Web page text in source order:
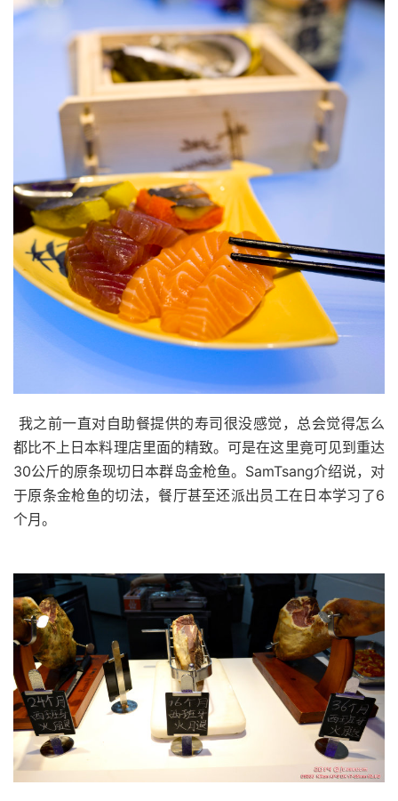
我之前一直对自助餐提供的寿司很没感觉，总会觉得怎么
都比不上日本料理店里面的精致。可是在这里竟可见到重达
30公斤的原条现切日本群岛金枪鱼。 SamTsang介绍说，对
于原条金枪鱼的切法，餐厅甚至还派出员工在日本学习了6
个月。